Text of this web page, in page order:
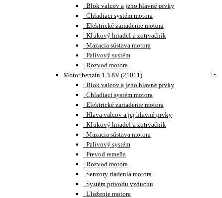
Blok valcov a jeho hlavné prvky
Chladiaci systém motora
Elektrické zariadenie motora
Kľukový hriadeľ a zotrvačník
Mazacia sústava motora
Palivový systém
Rozvod motora
Motor benzín 1.3 8V (21011)
+-
Blok valcov a jeho hlavné prvky
Chladiaci systém motora
Elektrické zariadenie motora
Hlava valcov a jej hlavné prvky
Kľukový hriadeľ a zotrvačník
Mazacia sústava motora
Palivový systém
Prevod remeňa
Rozvod motora
Senzory riadenia motora
Systém prívodu vzduchu
Uloženie motora